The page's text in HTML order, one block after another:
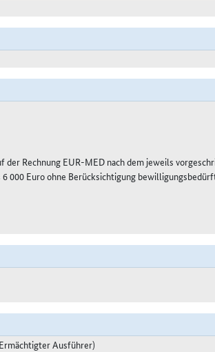
Rechnung EUR-MED nach dem jeweils
000 Euro ohne Berücksichtigung
Ausführer)